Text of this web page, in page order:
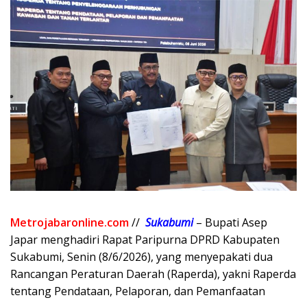
Metrojabaronline.com// Sukabumi– Bupati Asep
Japar menghadiri Rapat Paripurna DPRD Kabupaten
Sukabumi, Senin (8/6/2026), yang menyepakati dua
Rancangan Peraturan Daerah (Raperda), yakni Raperda
tentang Pendataan, Pelaporan, dan Pemanfaatan